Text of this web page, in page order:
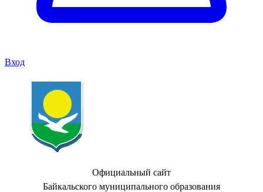
Вход
Официальный сайт
Байкальского муниципального образования